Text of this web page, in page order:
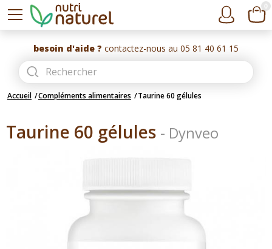
besoin d'aide ? contactez-nous au 05 81 40 61 15
Accueil Compléments alimentaires Taurine 60 gélules
Taurine 60 gélules - Dynveo
0